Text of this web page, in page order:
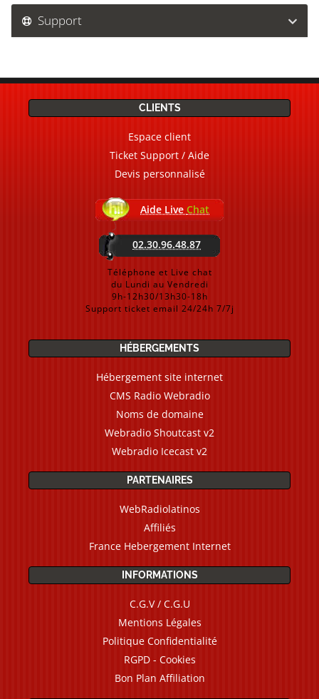
Support
CLIENTS
Espace client
Ticket Support / Aide
Devis personnalisé
Aide Live Chat
02.30.96.48.87
Téléphone et Live chat
du Lundi au Vendredi
9h-12h30/13h30-18h
Support ticket email 24/24h 7/7j
HÉBERGEMENTS
Hébergement site internet
CMS Radio Webradio
Noms de domaine
Webradio Shoutcast v2
Webradio Icecast v2
PARTENAIRES
WebRadiolatinos
Affiliés
France Hebergement Internet
INFORMATIONS
C.G.V / C.G.U
Mentions Légales
Politique Confidentialité
RGPD - Cookies
Bon Plan Affiliation